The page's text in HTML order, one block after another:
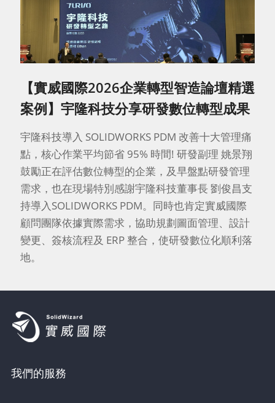
【實威國際2026企業轉型智造論壇精選
案例】宇隆科技分享研發數位轉型成果
宇隆科技導入 SOLIDWORKS PDM 改善十大管理痛
點，核心作業平均節省 95% 時間! 研發副理 姚景翔
鼓勵正在評估數位轉型的企業，及早盤點研發管理
需求，也在現場特別感謝宇隆科技董事長 劉俊昌支
持導入SOLIDWORKS PDM。同時也肯定實威國際
顧問團隊依據實際需求，協助規劃圖面管理、設計
變更、簽核流程及 ERP 整合，使研發數位化順利落
地。
我們的服務